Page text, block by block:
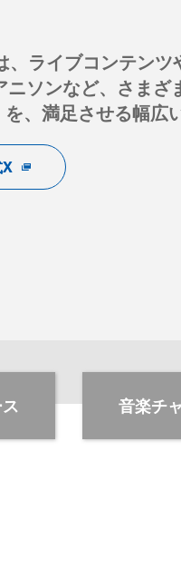
ライブコンテンツ
ソンなど、さまざ
、満足させる幅広
X
音楽チ